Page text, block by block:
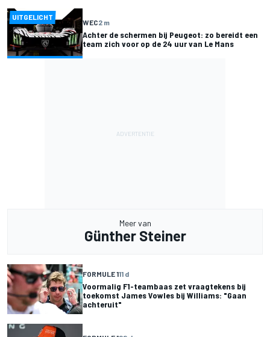
UITGELICHT
WEC2 m
Achter de schermen bij Peugeot: zo bereidt een
team zich voor op de 24 uur van Le Mans
Meer van
Günther Steiner
FORMULE 111 d
Voormalig F1-teambaas zet vraagtekens bij
toekomst James Vowles bij Williams: "Gaan
achteruit"